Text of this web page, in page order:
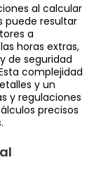
al calcular
puede resultar
a
horas extras,
de seguridad
complejidad
y un
y regulaciones
precisos